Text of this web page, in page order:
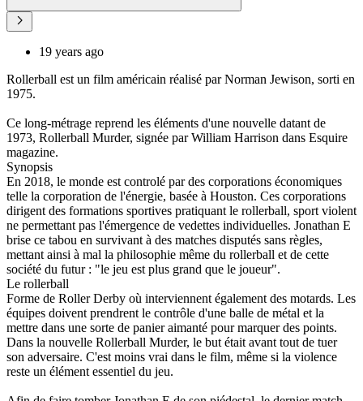
19 years ago
Rollerball est un film américain réalisé par Norman Jewison, sorti en
1975.
Ce long-métrage reprend les éléments d'une nouvelle datant de
1973, Rollerball Murder, signée par William Harrison dans Esquire
magazine.
Synopsis
En 2018, le monde est controlé par des corporations économiques
telle la corporation de l'énergie, basée à Houston. Ces corporations
dirigent des formations sportives pratiquant le rollerball, sport violent
ne permettant pas l'émergence de vedettes individuelles. Jonathan E
brise ce tabou en survivant à des matches disputés sans règles,
mettant ainsi à mal la philosophie même du rollerball et de cette
société du futur : "le jeu est plus grand que le joueur".
Le rollerball
Forme de Roller Derby où interviennent également des motards. Les
équipes doivent prendrent le contrôle d'une balle de métal et la
mettre dans une sorte de panier aimanté pour marquer des points.
Dans la nouvelle Rollerball Murder, le but était avant tout de tuer
son adversaire. C'est moins vrai dans le film, même si la violence
reste un élément essentiel du jeu.